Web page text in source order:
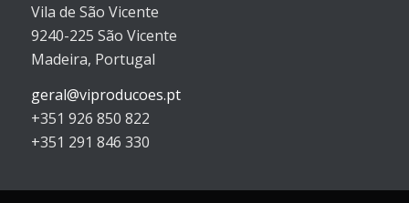
Vila de São Vicente
9240-225 São Vicente
Madeira, Portugal
geral@viproducoes.pt
+351 926 850 822
+351 291 846 330